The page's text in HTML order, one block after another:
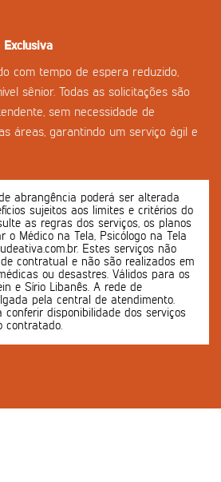
Exclusiva
com tempo de espera reduzido,
sênior. Todas as solicitações são
sem necessidade de
áreas, garantindo um serviço ágil e
abrangência poderá ser alterada
sujeitos aos limites e critérios do
as regras dos serviços, os planos
o Médico na Tela, Psicólogo na Tela
Estes serviços não
contratual e não são realizados em
ou desastres. Válidos para os
e Sírio Libanês. A rede de
pela central de atendimento.
disponibilidade dos serviços
contratado.